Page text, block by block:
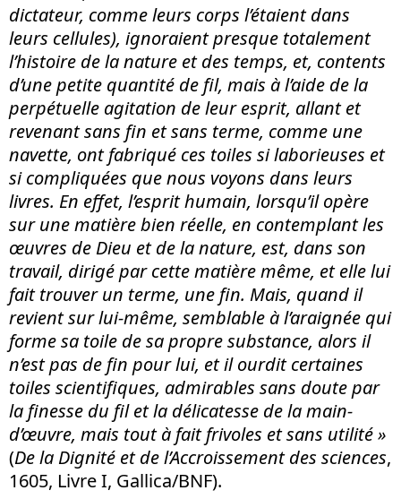
dictateur, comme leurs corps l’étaient dans
leurs cellules), ignoraient presque totalement
l’histoire de la nature et des temps, et, contents
d’une petite quantité de fil, mais à l’aide de la
perpétuelle agitation de leur esprit, allant et
revenant sans fin et sans terme, comme une
navette, ont fabriqué ces toiles si laborieuses et
si compliquées que nous voyons dans leurs
livres. En effet, l’esprit humain, lorsqu’il opère
sur une matière bien réelle, en contemplant les
œuvres de Dieu et de la nature, est, dans son
travail, dirigé par cette matière même, et elle lui
fait trouver un terme, une fin. Mais, quand il
revient sur lui-même, semblable à l’araignée qui
forme sa toile de sa propre substance, alors il
n’est pas de fin pour lui, et il ourdit certaines
toiles scientifiques, admirables sans doute par
la finesse du fil et la délicatesse de la main-
d’œuvre, mais tout à fait frivoles et sans utilité »
(De la Dignité et de l’Accroissement des sciences,
1605, Livre I, Gallica/BNF).